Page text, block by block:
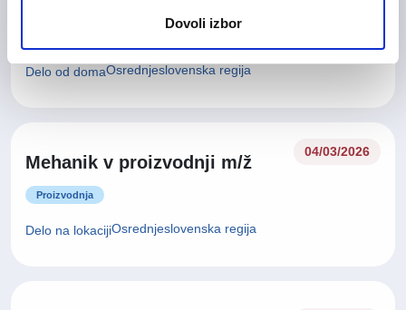
Dovoli izbor
Delo od domaOsrednjeslovenska regija
Mehanik v proizvodnji m/ž
04/03/2026
Proizvodnja
Delo na lokacijiOsrednjeslovenska regija